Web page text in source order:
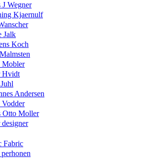
J Wegner
Kjaernulf
Jalk
Koch
Hvidt
Andersen
Vodder
Otto Moller
designer
Fabric